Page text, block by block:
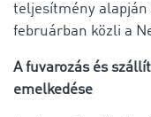
teljesítmény alapján
februárban közli a
A fuvarozás és
emelkedése